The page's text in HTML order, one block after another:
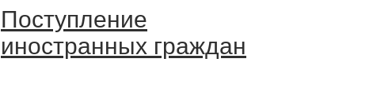
Поступление
иностранных граждан